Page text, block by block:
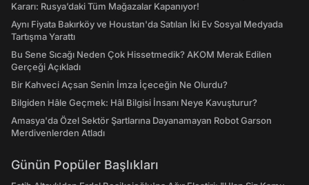
Kararı: Rusya’daki Tüm Mağazalar Kapanıyor!
Aynı Fiyata Bakırköy ve Houstan'da Satılan İki Ev Sosyal Medyada
Tartışma Yarattı
Bu Sene Sıcağı Neden Çok Hissetmedik? AKOM Merak Edilen
Gerçeği Açıkladı
Bir Kahveci Açsan Senin İmza İçeceğin Ne Olurdu?
Bilgiden Hâle Geçmek: Hâl Bilgisi İnsanı Neye Kavuşturur?
Amasya'da Özel Sektör Şartlarına Dayanamayan Robot Garson
Merdivenlerden Atladı
Günün Popüler Başlıkları